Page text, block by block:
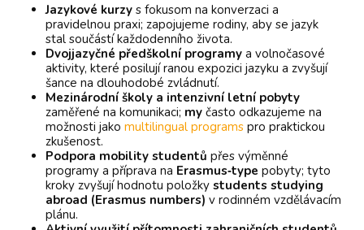
Jazykové kurzy s fokusom na konverzaci a
pravidelnou praxi; zapojujeme rodiny, aby se jazyk
stal součástí každodenního života.
Dvojjazyčné předškolní programy a volnočasové
aktivity, které posilují ranou expozici jazyku a zvyšují
šance na dlouhodobé zvládnutí.
Mezinárodní školy a intenzivní letní pobyty
zaměřené na komunikaci; my často odkazujeme na
možnosti jako multilingual programs pro praktickou
zkušenost.
Podpora mobility studentů přes výměnné
programy a příprava na Erasmus‑type pobyty; tyto
kroky zvyšují hodnotu položky students studying
abroad (Erasmus numbers) v rodinném vzdělávacím
plánu.